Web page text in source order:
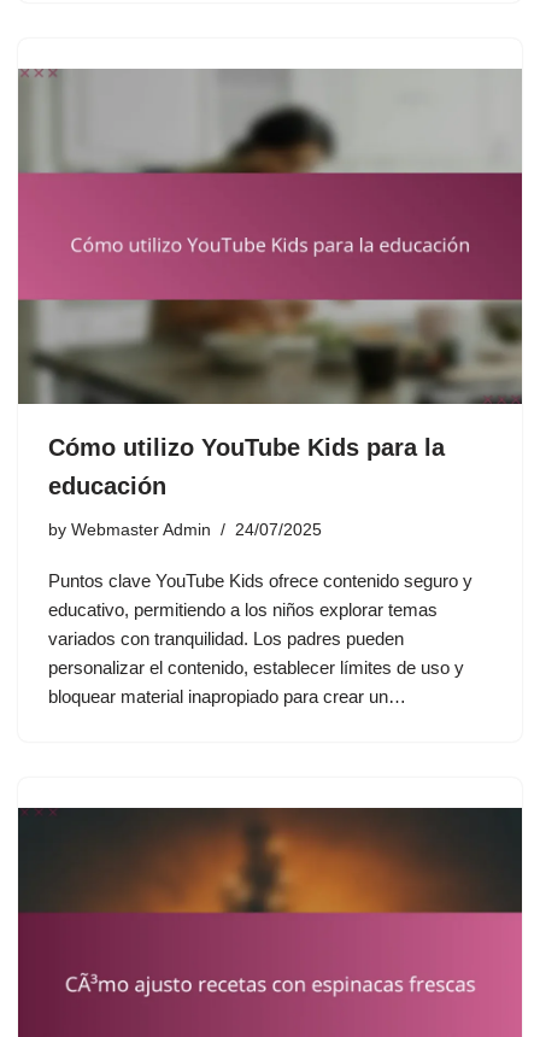
Cómo utilizo YouTube Kids para la
educación
by Webmaster Admin 24/07/2025
Puntos clave YouTube Kids ofrece contenido seguro y
educativo, permitiendo a los niños explorar temas
variados con tranquilidad. Los padres pueden
personalizar el contenido, establecer límites de uso y
bloquear material inapropiado para crear un…